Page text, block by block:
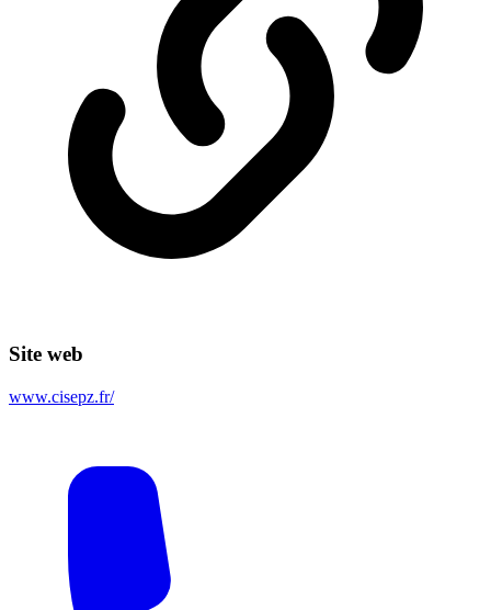
Site web
www.cisepz.fr/